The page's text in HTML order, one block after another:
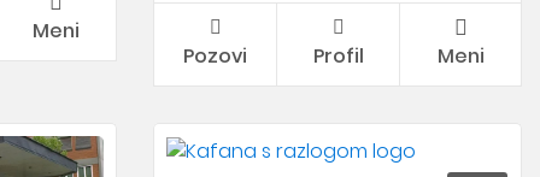
Meni
Pozovi Profil Meni